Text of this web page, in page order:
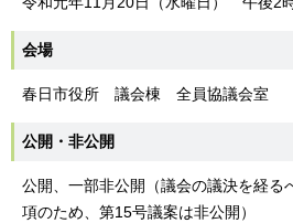
会場
春日市役所 議会棟 全員協議会室
公開・非公開
公開、一部非公開（議会の議決を経る
項のため、第15号議案は非公開）